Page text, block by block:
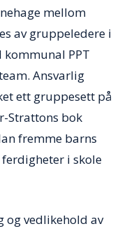
mellom
av gruppeledere i
PPT
Ansvarlig
ett gruppesett på
Strattons bok
fremme barns
i skole
og vedlikehold av